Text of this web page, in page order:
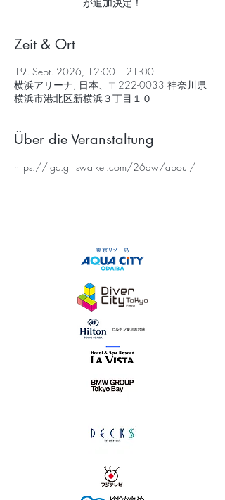
Zeit & Ort
19. Sept. 2026, 12:00 – 21:00
横浜アリーナ, 日本、〒222-0033 神奈川県
横浜市港北区新横浜３丁目１０
Über die Veranstaltung
https://tgc.girlswalker.com/26aw/about/